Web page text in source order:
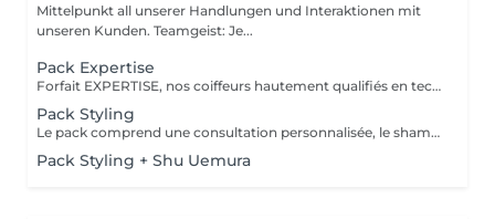
Mittelpunkt all unserer Handlungen und Interaktionen mit
unseren Kunden. Teamgeist: Je...
Pack Expertise
Forfait EXPERTISE, nos coiffeurs hautement qualifiés en technique anglo-saxonne, en formation continu et diplômés d’une académie anglaise à Paris. Vous offre une séance d’une heure avec votre coach en suivi beauté. Ce pack inclus : 1 h de prestation Un diagnostique personnalisé Shampoing spécifique Haircare Conditioner spécifique Produit de coiffage Coupe Styling Produit de finition
Pack Styling
Le pack comprend une consultation personnalisée, le shampooing et le conditionneur spécifiques REDKEN , le séchage et les produits de styling REDKEN * Tarifs à titre indicatifs à confirmer après la consultation personnalisée établit auprès de votre coiffeur/stylist/spécialiste * La direction se réserve le droit d’apporter des modifications pour le bon fonctionnement du salon
Pack Styling + Shu Uemura